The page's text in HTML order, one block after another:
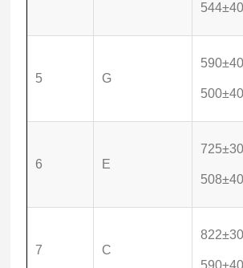
5 G
6 E
7 C